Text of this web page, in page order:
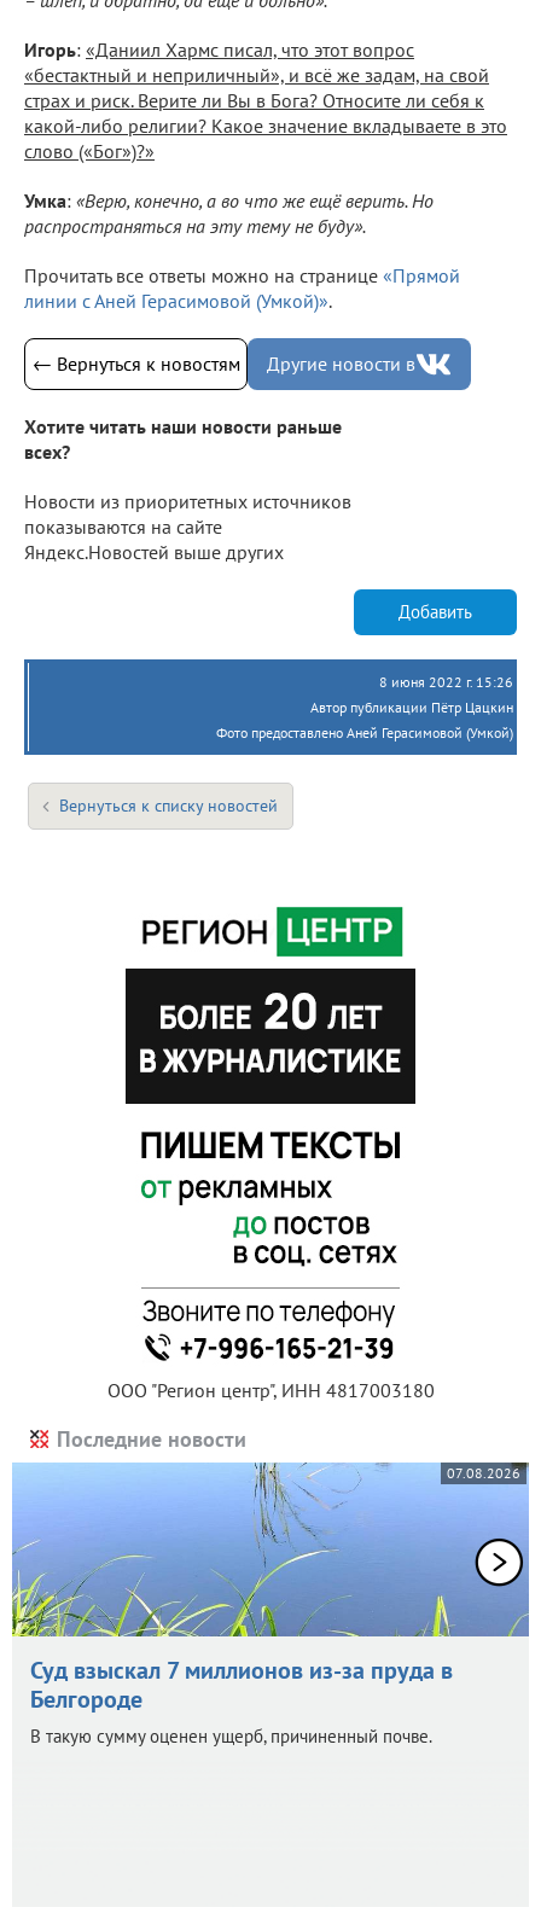
Игорь: «Даниил Хармс писал, что этот вопрос
«бестактный и неприличный», и всё же задам, на свой
страх и риск. Верите ли Вы в Бога? Относите ли себя к
какой-либо религии? Какое значение вкладываете в это
слово («Бог»)?»
Умка: «Верю, конечно, а во что же ещё верить. Но
распространяться на эту тему не буду».
Прочитать все ответы можно на странице «Прямой
линии с Аней Герасимовой (Умкой)».
← Вернуться к новостям Другие новости в
Хотите читать наши новости раньше
всех?
Новости из приоритетных источников
показываются на сайте
Яндекс.Новостей выше других
Добавить
8 июня 2022 г. 15:26
Автор публикации Пётр Цацкин
Фото предоставлено Аней Герасимовой (Умкой)
Вернуться к списку новостей
ООО "Регион центр", ИНН 4817003180
Последние новости
07.08.2026
Суд взыскал 7 миллионов из-за пруда в
Белгороде
В такую сумму оценен ущерб, причиненный почве.